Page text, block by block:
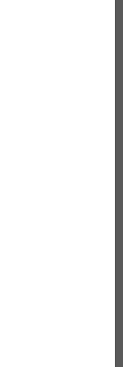
size en
Sadece size
özel
gerçek